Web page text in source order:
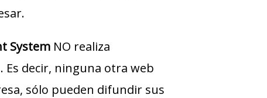
SystemNO realiza
Es decir, ninguna otra web
sólo pueden difundir sus